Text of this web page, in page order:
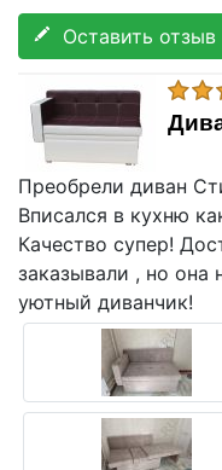
Оставить отзыв
Преобрели диван
Вписался в кухню
Качество супер!
заказывали , но она
уютный диванчик!